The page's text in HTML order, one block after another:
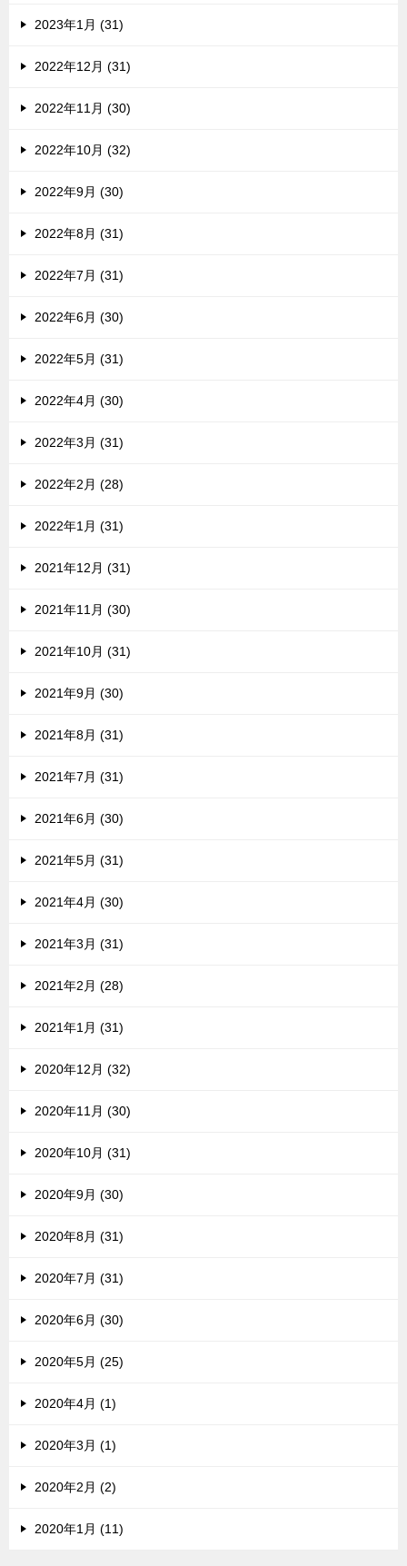
2023年1月 (31)
2022年12月 (31)
2022年11月 (30)
2022年10月 (32)
2022年9月 (30)
2022年8月 (31)
2022年7月 (31)
2022年6月 (30)
2022年5月 (31)
2022年4月 (30)
2022年3月 (31)
2022年2月 (28)
2022年1月 (31)
2021年12月 (31)
2021年11月 (30)
2021年10月 (31)
2021年9月 (30)
2021年8月 (31)
2021年7月 (31)
2021年6月 (30)
2021年5月 (31)
2021年4月 (30)
2021年3月 (31)
2021年2月 (28)
2021年1月 (31)
2020年12月 (32)
2020年11月 (30)
2020年10月 (31)
2020年9月 (30)
2020年8月 (31)
2020年7月 (31)
2020年6月 (30)
2020年5月 (25)
2020年4月 (1)
2020年3月 (1)
2020年2月 (2)
2020年1月 (11)